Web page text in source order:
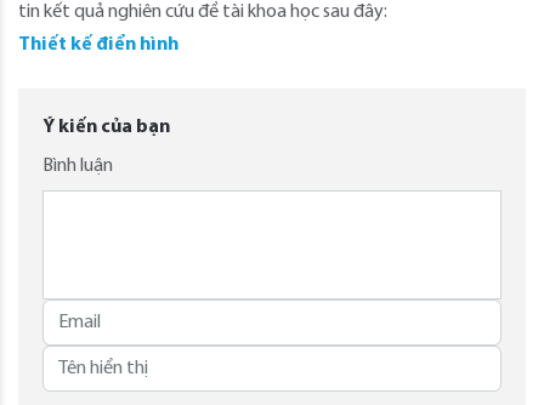
tin kết quả nghiên cứu đề tài khoa học sau đây:
Thiết kế điển hình
Ý kiến của bạn
Bình luận